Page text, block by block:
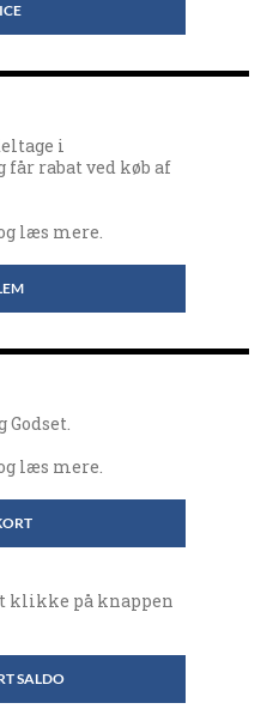
i
rabat ved køb af
læs mere.
Godset.
læs mere.
klikke på knappen
SALDO